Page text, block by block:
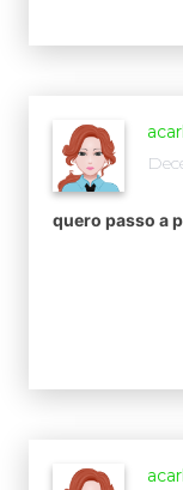
quero passo a